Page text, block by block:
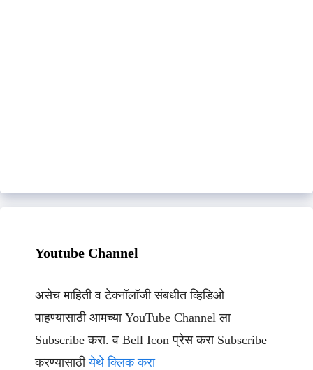
Youtube Channel
असेच माहिती व टेक्नॉलॉजी संबधीत व्हिडिओ
पाहण्यासाठी आमच्या YouTube Channel ला
Subscribe करा. व Bell Icon प्रेस करा Subscribe
करण्यासाठीयेथे क्लिक करा